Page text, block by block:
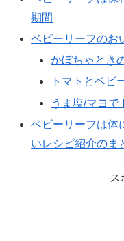
期間
ベビーリーフのお
かぼちゃとき
トマトとベビ
うま塩/マヨ
ベビーリーフは体
いレシピ紹介のま
ス